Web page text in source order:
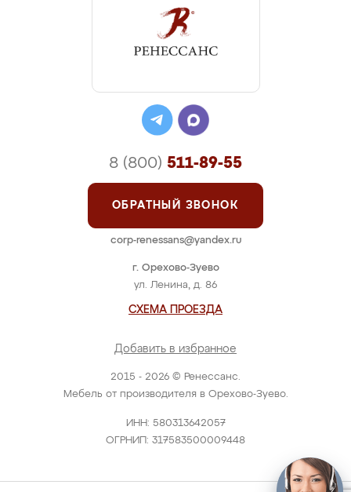
2015 - 2026 © Ренессанс.
Мебель от производителя в Орехово-Зуево.
ИНН: 580313642057
ОГРНИП: 317583500009448
г. Орехово-Зуево
ул. Ленина, д. 86
СХЕМА ПРОЕЗДА
Добавить в избранное
8 (800) 511-89-55
ОБРАТНЫЙ ЗВОНОК
corp-renessans@yandex.ru